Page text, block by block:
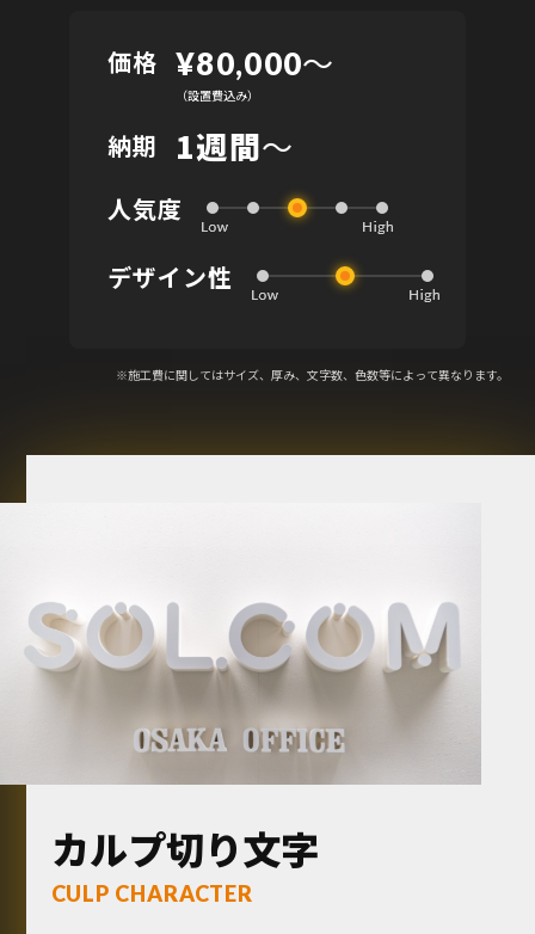
価格 ¥80,000〜
（設置費込み）
納期 1週間～
人気度
デザイン性
※施工費に関してはサイズ、厚み、文字数、色数等によって異なります。
カルプ切り文字
CULP CHARACTER